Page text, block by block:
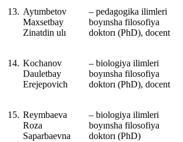
13. Aytımbetov
Maxsetbay
Zinatdin ulı
‒ pedagogika ilimleri
boyınsha filosofiya
doktorı (PhD), docent
14. Kochanov
Dauletbay
Erejepovich
‒ biologiya ilimleri
boyınsha filosofiya
doktorı (PhD), docent
15. Reymbaeva
Roza
Saparbaevna
‒ biologiya ilimleri
boyınsha filosofiya
doktorı (PhD)